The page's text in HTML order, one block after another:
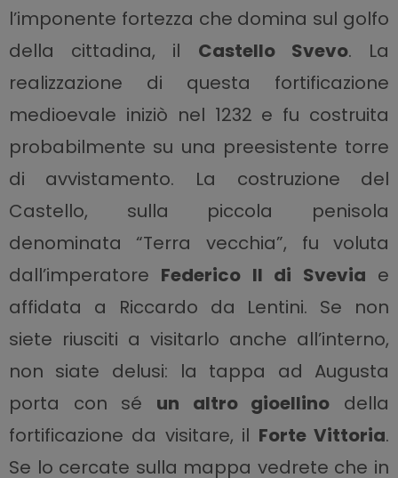
l’imponente fortezza che domina sul golfo
della cittadina, il Castello Svevo. La
realizzazione di questa fortificazione
medioevale iniziò nel 1232 e fu costruita
probabilmente su una preesistente torre
di avvistamento. La costruzione del
Castello, sulla piccola penisola
denominata “Terra vecchia”, fu voluta
dall’imperatore Federico II di Svevia e
affidata a Riccardo da Lentini. Se non
siete riusciti a visitarlo anche all’interno,
non siate delusi: la tappa ad Augusta
porta con sé un altro gioellino della
fortificazione da visitare, il Forte Vittoria.
Se lo cercate sulla mappa vedrete che in